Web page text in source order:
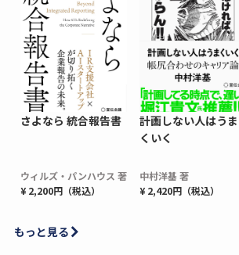
さよなら 統合報告書
ウィルズ・パンハウス 著
¥ 2,200円（税込）
計画しない人はうま
くいく
中村洋基 著
¥ 2,420円（税込）
もっと見る